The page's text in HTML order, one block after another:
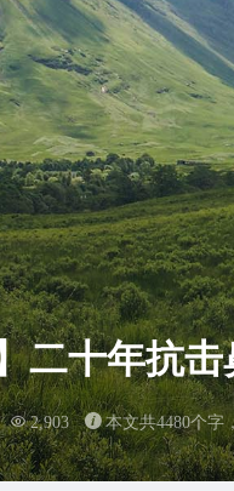
二十年抗
2,903 本文共4480个字